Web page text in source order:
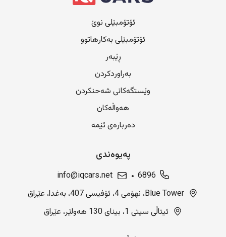
ئۆتۆمبێلی نوێ
ئۆتۆمبێلی بەکارهاتوو
ڕێبەر
بەراوردکردن
وێستگەکانی شەحنکردن
هەواڵەکان
دەربارەی ئێمە
پەیوەندی
6896
info@iqcars.net
Blue Tower، نهۆمی 4، ئۆفیسی 407، بەغدا، عێراق
ئیتاڵی سیتی 1، بینای 130 هەولێر، عێراق